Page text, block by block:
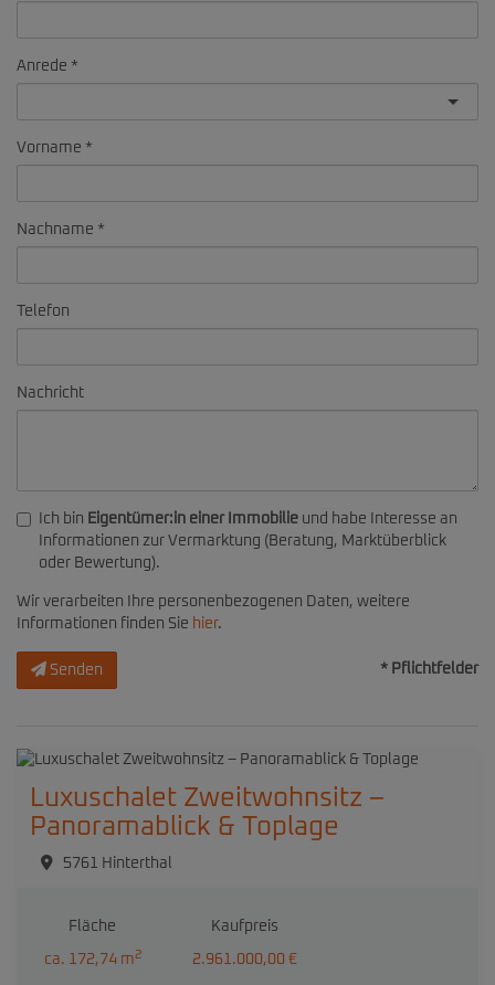
Anrede
Vorname
Nachname
Telefon
Nachricht
Ich bin Eigentümer:in einer Immobilie und habe Interesse an
Informationen zur Vermarktung (Beratung, Marktüberblick
oder Bewertung).
Wir verarbeiten Ihre personenbezogenen Daten, weitere
Informationen finden Sie hier.
Senden * Pflichtfelder
Luxuschalet Zweitwohnsitz –
Panoramablick & Toplage
5761 Hinterthal
Fläche
ca. 172,74 m2
Kaufpreis
2.961.000,00 €